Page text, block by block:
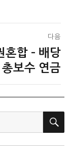
다음
혼합 – 배당
보수 연금
검